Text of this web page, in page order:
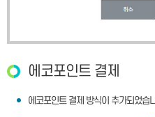
에코포인트 결제
에코포인트 결제 방식이 추가되었습